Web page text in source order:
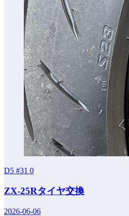
D5 #31 0
ZX-25Rタイヤ交換
2026-06-06